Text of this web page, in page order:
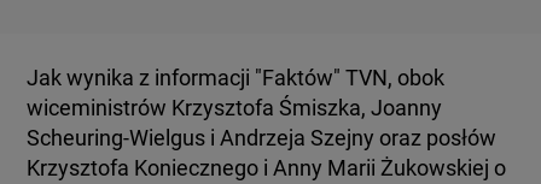
Jak wynika z informacji "Faktów" TVN, obok
wiceministrów Krzysztofa Śmiszka, Joanny
Scheuring-Wielgus i Andrzeja Szejny oraz posłów
Krzysztofa Koniecznego i Anny Marii Żukowskiej o